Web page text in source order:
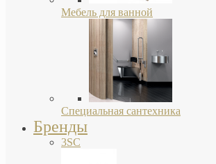
Мебель для ванной
Специальная сантехника
Бренды
3SC